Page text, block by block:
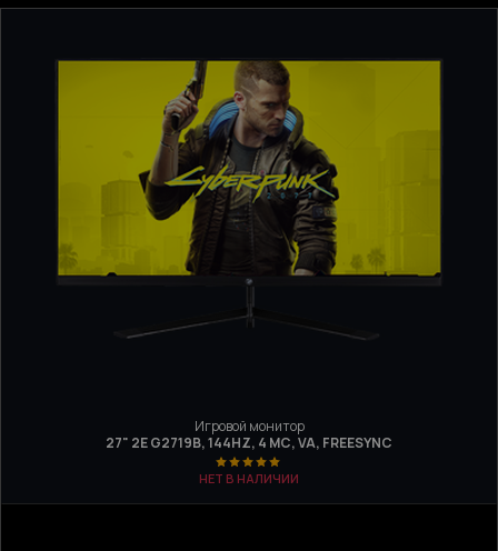
Игровой монитор
27" 2E G2719B, 144HZ, 4 МС, VA, FREESYNC
НЕТ В НАЛИЧИИ